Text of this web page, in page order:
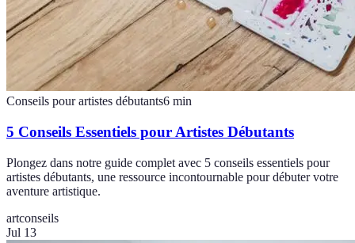
Conseils pour artistes débutants6 min
5 Conseils Essentiels pour Artistes Débutants
Plongez dans notre guide complet avec 5 conseils essentiels pour
artistes débutants, une ressource incontournable pour débuter votre
aventure artistique.
artconseils
Jul 13